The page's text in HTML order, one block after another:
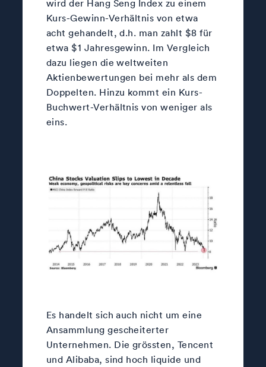
wird der Hang Seng Index zu einem
Kurs-Gewinn-Verhältnis von etwa
acht gehandelt, d.h. man zahlt $8 für
etwa $1 Jahresgewinn. Im Vergleich
dazu liegen die weltweiten
Aktienbewertungen bei mehr als dem
Doppelten. Hinzu kommt ein Kurs-
Buchwert-Verhältnis von weniger als
eins.
Es handelt sich auch nicht um eine
Ansammlung gescheiterter
Unternehmen. Die grössten, Tencent
und Alibaba, sind hoch liquide und